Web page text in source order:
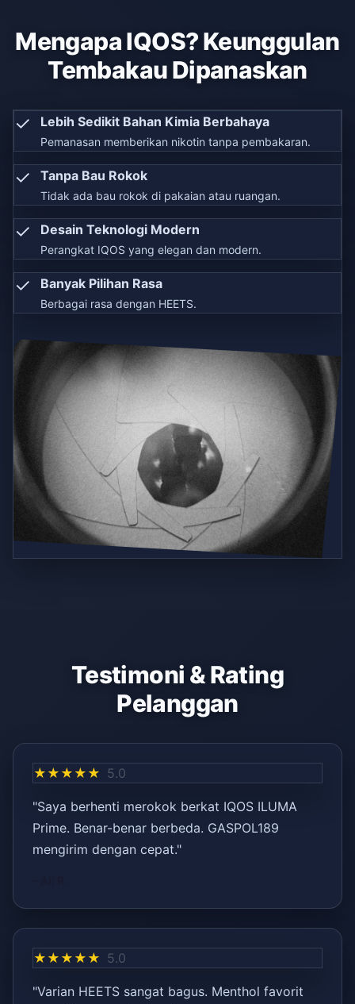
Mengapa IQOS? Keunggulan
Tembakau Dipanaskan
✓ Lebih Sedikit Bahan Kimia Berbahaya
Pemanasan memberikan nikotin tanpa pembakaran.
✓ Tanpa Bau Rokok
Tidak ada bau rokok di pakaian atau ruangan.
✓ Desain Teknologi Modern
Perangkat IQOS yang elegan dan modern.
✓ Banyak Pilihan Rasa
Berbagai rasa dengan HEETS.
Testimoni & Rating
Pelanggan
★★★★★ 5.0
"Saya berhenti merokok berkat IQOS ILUMA
Prime. Benar-benar berbeda. GASPOL189
mengirim dengan cepat."
★★★★★ 5.0
"Varian HEETS sangat bagus. Menthol favorit